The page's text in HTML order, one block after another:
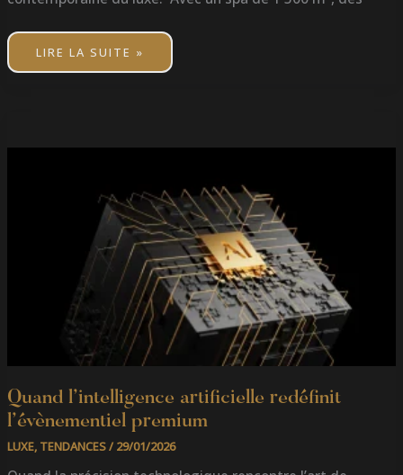
LIRE LA SUITE »
Quand l’intelligence artificielle redéfinit
l’évènementiel premium
LUXE, TENDANCES/ 29/01/2026
QUAND
L’ÉVÈNEMENTIEL
PREMIUM